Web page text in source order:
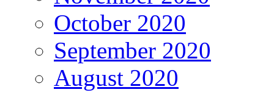
October 2020
September 2020
August 2020